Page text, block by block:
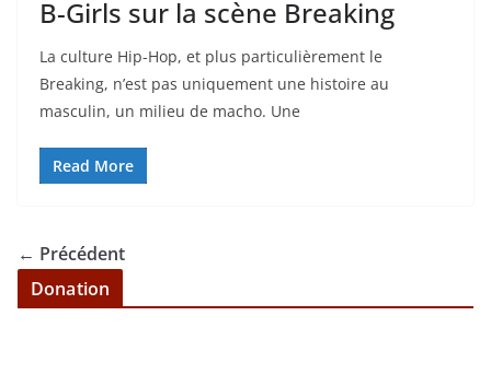
B-Girls sur la scène Breaking
La culture Hip-Hop, et plus particulièrement le
Breaking, n’est pas uniquement une histoire au
masculin, un milieu de macho. Une
Read More
← Précédent
Donation